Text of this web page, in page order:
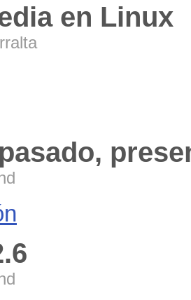
en Linux